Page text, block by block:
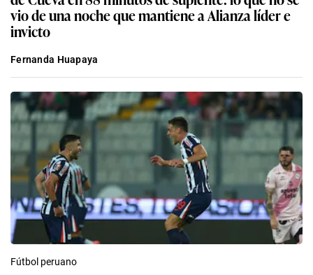
vio de una noche que mantiene a Alianza líder e
invicto
Fernanda Huapaya
Fútbol peruano